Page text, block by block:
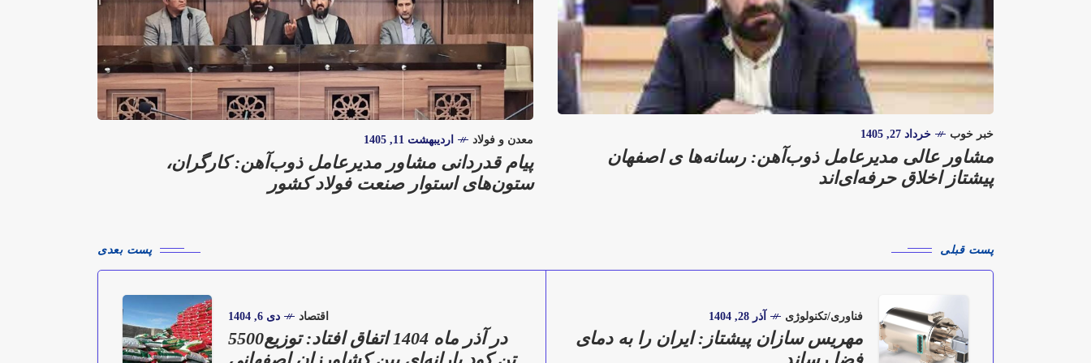
خبر خوب خرداد 27, 1405
مشاور عالی مدیرعامل ذوب‌آهن: رسانه‌ها ی اصفهان
پیشتاز اخلاق حرفه‌ای‌اند
معدن و فولاد اردیبهشت 11, 1405
پیام قدردانی مشاور مدیرعامل ذوب‌آهن: کارگران،
ستون‌های استوار صنعت فولاد کشور
پست قبلی پست بعدی
فناوری/تکنولوژی آذر 28, 1404
مهریس‌ سازان پیشتاز: ایران را به دمای
اقتصاد دی 6, 1404
در آذر ‌ماه 1404 اتفاق افتاد: توزیع5500